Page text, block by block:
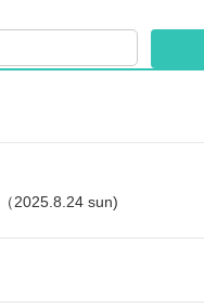
2025.8.24 sun)